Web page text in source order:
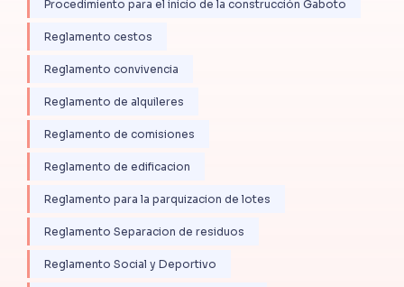
Procedimiento para el inicio de la construcción Gaboto
Reglamento cestos
Reglamento convivencia
Reglamento de alquileres
Reglamento de comisiones
Reglamento de edificacion
Reglamento para la parquizacion de lotes
Reglamento Separacion de residuos
Reglamento Social y Deportivo